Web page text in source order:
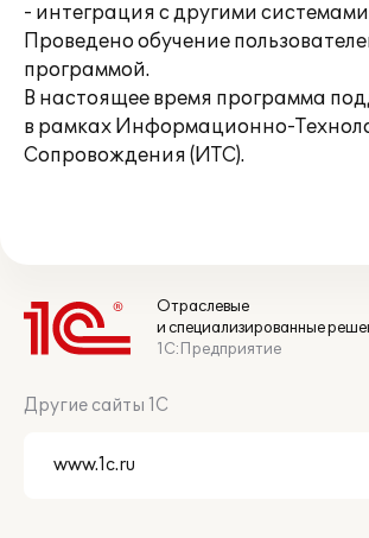
- интеграция с другими
Проведено обучение
программой.
В настоящее время программа
в рамках Информационно-
Сопровождения (ИТС).
Отраслевые
и специализированные
1С:Предприятие
Другие сайты 1С